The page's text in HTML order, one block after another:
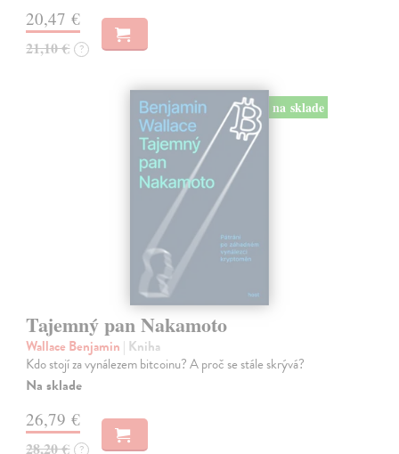
20,47 €
21,10 € ?
na sklade
Tajemný pan Nakamoto
Wallace Benjamin | Kniha
Kdo stojí za vynálezem bitcoinu? A proč se stále skrývá?
Na sklade
26,79 €
28,20 € ?